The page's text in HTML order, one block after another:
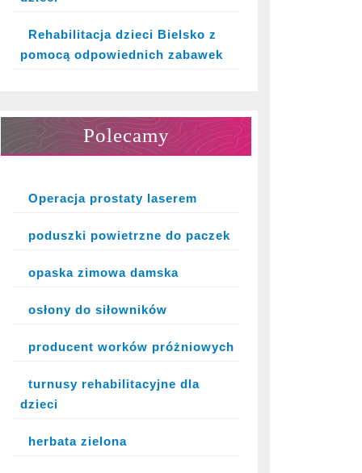
Rehabilitacja dzieci Bielsko z
pomocą odpowiednich zabawek
Polecamy
Operacja prostaty laserem
poduszki powietrzne do paczek
opaska zimowa damska
osłony do siłowników
producent worków próżniowych
turnusy rehabilitacyjne dla
dzieci
herbata zielona